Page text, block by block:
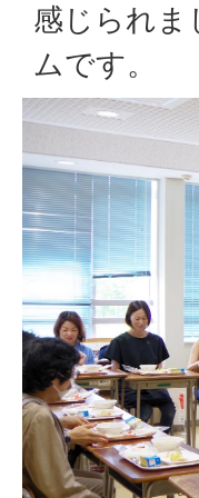
感じられま
ムです。